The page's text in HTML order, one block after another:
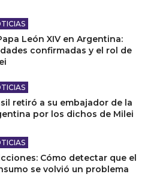
León XIV en Argentina:
confirmadas y el rol de
retiró a su embajador de la
por los dichos de Milei
Cómo detectar que el
se volvió un problema